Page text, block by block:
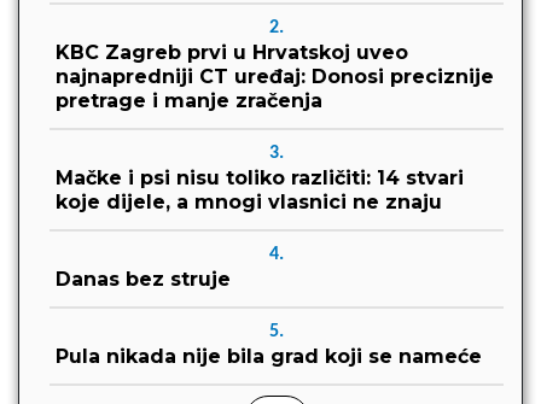
2.
KBC Zagreb prvi u Hrvatskoj uveo
najnapredniji CT uređaj: Donosi preciznije
pretrage i manje zračenja
3.
Mačke i psi nisu toliko različiti: 14 stvari
koje dijele, a mnogi vlasnici ne znaju
4.
Danas bez struje
5.
Pula nikada nije bila grad koji se nameće